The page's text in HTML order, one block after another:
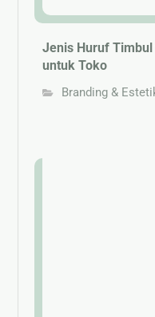
Jenis Huruf
untuk Toko
Branding &